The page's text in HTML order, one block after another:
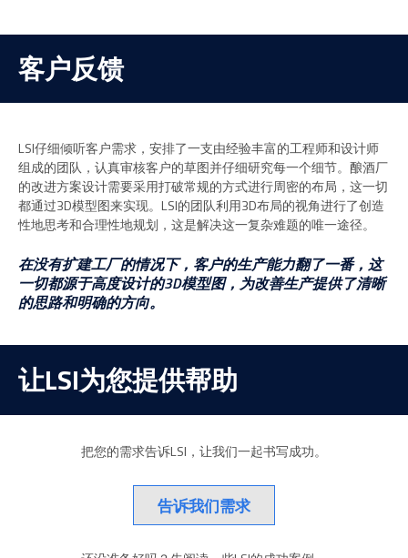
客户反馈
LSI仔细倾听客户需求，安排了一支由经验丰富的工程师和设计师
组成的团队，认真审核客户的草图并仔细研究每一个细节。酿酒厂
的改进方案设计需要采用打破常规的方式进行周密的布局，这一切
都通过3D模型图来实现。LSI的团队利用3D布局的视角进行了创造
性地思考和合理性地规划，这是解决这一复杂难题的唯一途径。
在没有扩建工厂的情况下，客户的生产能力翻了一番，这
一切都源于高度设计的3D模型图，为改善生产提供了清晰
的思路和明确的方向。
让LSI为您提供帮助
把您的需求告诉LSI，让我们一起书写成功。
告诉我们需求